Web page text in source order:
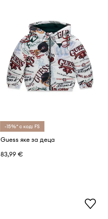
-15%* с код: FS
Guess яке за деца
83,99 €